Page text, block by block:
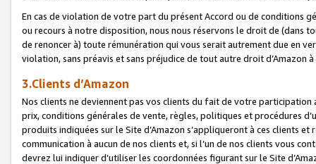
En cas de violation de votre part du présent Accord ou de conditions
ou recours à notre disposition, nous nous réservons le droit de (dans
de renoncer à) toute rémunération qui vous serait autrement due en
violation, sans préavis et sans préjudice de tout autre droit
3.Clients d’Amazon
Nos clients ne deviennent pas vos clients du fait de votre
prix, conditions générales de vente, règles, politiques et procédures
produits indiquées sur le Site d’Amazon s’appliqueront à ces clients
communication à aucun de nos clients et, si l’un de nos clients vous
devrez lui indiquer d’utiliser les coordonnées figurant sur le Site